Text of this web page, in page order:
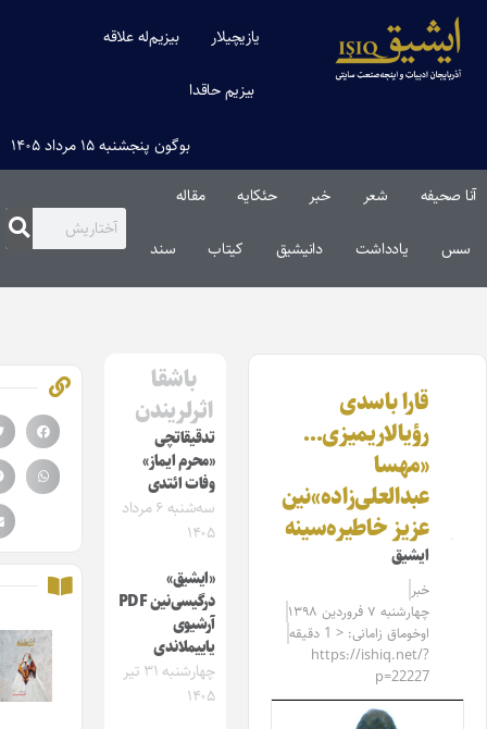
یازیچیلار بیزیم‌له علاقه
بیزیم حاقدا
بوگون پنجشنبه ۱۵ مرداد ۱۴۰۵
حئکایه
یادداشت دانیشیق کیتاب
قارا باسدی
رؤیالاریمیزی…
«مهسا
عبدالعلی‌زاده»نین
عزیز خاطیره‌سینه
ایشیق
چهارشنبه ۷ فروردین ۱۳۹۸
اوخوماق زامانی: < 1 دقیقه
https://ishiq.net/?
p=22227
باشقا
اثرلریندن
تدقیقاتچی
«محرم ایماز»
وفات ائتدی
سه‌شنبه ۶ مرداد
«ایشیق»
درگیسی‌نین PDF
آرشیوی
یاییملاندی
چهارشنبه ۳۱ تیر